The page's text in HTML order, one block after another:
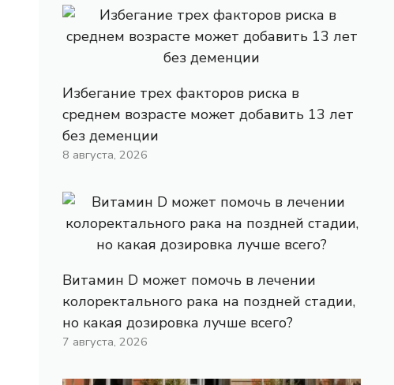
Избегание трех факторов риска в
среднем возрасте может добавить 13 лет
без деменции
8 августа, 2026
Витамин D может помочь в лечении
колоректального рака на поздней стадии,
но какая дозировка лучше всего?
7 августа, 2026